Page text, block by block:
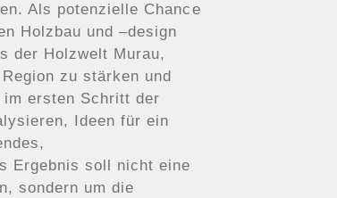
Als potenzielle Chance
Holzbau und –design
der Holzwelt Murau,
zu stärken und
im ersten Schritt der
Ideen für ein
Ergebnis soll nicht eine
sondern um die